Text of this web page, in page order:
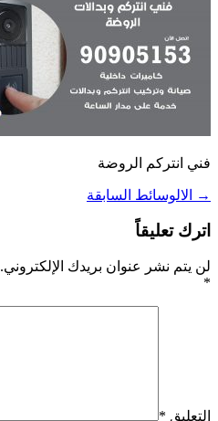
فني انتركم الروضة
→ الالوسائط السابقة
اترك تعليقاً
لن يتم نشر عنوان بريدك الإلكتروني.
*
التعليق *